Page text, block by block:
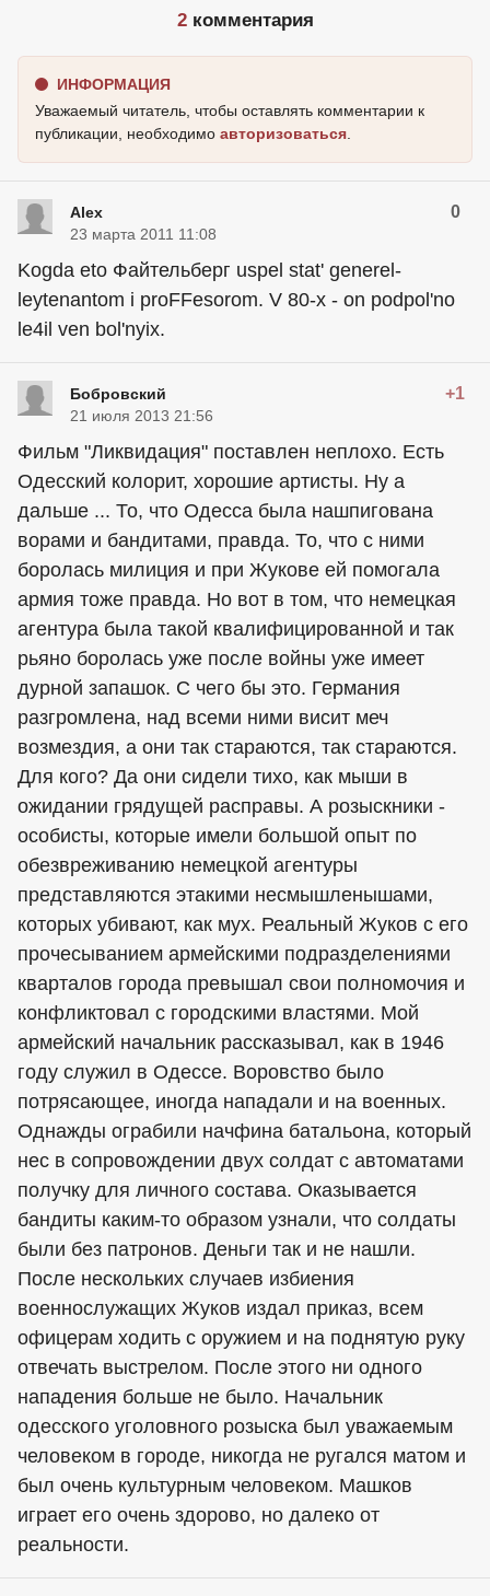
2комментария
ИНФОРМАЦИЯ
Уважаемый читатель, чтобы оставлять комментарии к
публикации, необходимо авторизоваться
Alex 0
23 марта 2011 11:08
Kogda eto Файтельберг uspel stat' generel-
leytenantom i proFFesorom. V 80-x - on podpol'no
le4il ven bol'nyix.
Бобровский +1
21 июля 2013 21:56
Фильм "Ликвидация" поставлен неплохо. Есть
Одесский колорит, хорошие артисты. Ну а
дальше ... То, что Одесса была нашпигована
ворами и бандитами, правда. То, что с ними
боролась милиция и при Жукове ей помогала
армия тоже правда. Но вот в том, что немецкая
агентура была такой квалифицированной и так
рьяно боролась уже после войны уже имеет
дурной запашок. С чего бы это. Германия
разгромлена, над всеми ними висит меч
возмездия, а они так стараются, так стараются.
Для кого? Да они сидели тихо, как мыши в
ожидании грядущей расправы. А розыскники -
особисты, которые имели большой опыт по
обезвреживанию немецкой агентуры
представляются этакими несмышленышами,
которых убивают, как мух. Реальный Жуков с его
прочесыванием армейскими подразделениями
кварталов города превышал свои полномочия и
конфликтовал с городскими властями. Мой
армейский начальник рассказывал, как в 1946
году служил в Одессе. Воровство было
потрясающее, иногда нападали и на военных.
Однажды ограбили начфина батальона, который
нес в сопровождении двух солдат с автоматами
получку для личного состава. Оказывается
бандиты каким-то образом узнали, что солдаты
были без патронов. Деньги так и не нашли.
После нескольких случаев избиения
военнослужащих Жуков издал приказ, всем
офицерам ходить с оружием и на поднятую руку
отвечать выстрелом. После этого ни одного
нападения больше не было. Начальник
одесского уголовного розыска был уважаемым
человеком в городе, никогда не ругался матом и
был очень культурным человеком. Машков
играет его очень здорово, но далеко от
реальности.